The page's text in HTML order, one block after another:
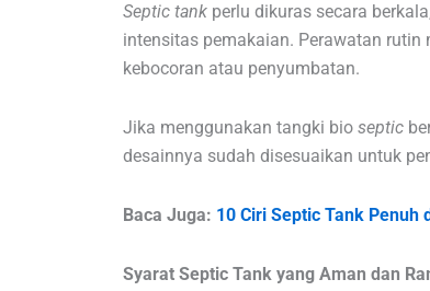
Septic tank perlu dikuras secara
intensitas pemakaian. Perawatan
kebocoran atau penyumbatan.
Jika menggunakan tangki bio septic
desainnya sudah disesuaikan untuk
Baca Juga: 10 Ciri Septic Tank Penuh
Syarat Septic Tank yang Aman dan